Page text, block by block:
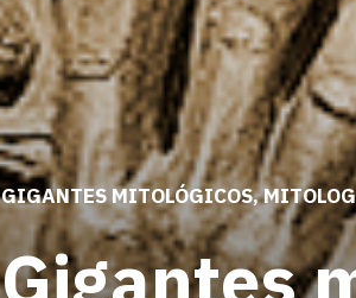
GIGANTES MITOLÓGICOS,